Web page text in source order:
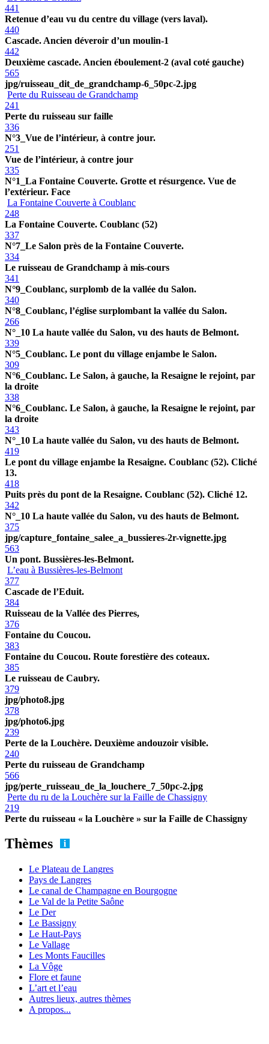
441
Retenue d’eau vu du centre du village (vers laval).
440
Cascade. Ancien déveroir d’un moulin-1
442
Deuxième cascade. Ancien éboulement-2 (aval coté gauche)
565
jpg/ruisseau_dit_de_grandchamp-6_50pc-2.jpg
Perte du Ruisseau de Grandchamp
241
Perte du ruisseau sur faille
336
N°3_Vue de l’intérieur, à contre jour.
251
Vue de l’intérieur, à contre jour
335
N°1_La Fontaine Couverte. Grotte et résurgence. Vue de
l’extérieur. Face
La Fontaine Couverte à Coublanc
248
La Fontaine Couverte. Coublanc (52)
337
N°7_Le Salon près de la Fontaine Couverte.
334
Le ruisseau de Grandchamp à mis-cours
341
N°9_Coublanc, surplomb de la vallée du Salon.
340
N°8_Coublanc, l’église surplombant la vallée du Salon.
266
N°_10 La haute vallée du Salon, vu des hauts de Belmont.
339
N°5_Coublanc. Le pont du village enjambe le Salon.
309
N°6_Coublanc. Le Salon, à gauche, la Resaigne le rejoint, par
la droite
338
N°6_Coublanc. Le Salon, à gauche, la Resaigne le rejoint, par
la droite
343
N°_10 La haute vallée du Salon, vu des hauts de Belmont.
419
Le pont du village enjambe la Resaigne. Coublanc (52). Cliché
13.
418
Puits près du pont de la Resaigne. Coublanc (52). Cliché 12.
342
N°_10 La haute vallée du Salon, vu des hauts de Belmont.
375
jpg/capture_fontaine_salee_a_bussieres-2r-vignette.jpg
563
Un pont. Bussières-les-Belmont.
L’eau à Bussières-les-Belmont
377
Cascade de l’Eduit.
384
Ruisseau de la Vallée des Pierres,
376
Fontaine du Coucou.
383
Fontaine du Coucou. Route forestière des coteaux.
385
Le ruisseau de Caubry.
379
jpg/photo8.jpg
378
jpg/photo6.jpg
239
Perte de la Louchère. Deuxième andouzoir visible.
240
Perte du ruisseau de Grandchamp
566
jpg/perte_ruisseau_de_la_louchere_7_50pc-2.jpg
Perte du ru de la Louchère sur la Faille de Chassigny
219
Perte du ruisseau « la Louchère » sur la Faille de Chassigny
Thèmes
Le Plateau de Langres
Pays de Langres
Le canal de Champagne en Bourgogne
Le Val de la Petite Saône
Le Der
Le Bassigny
Le Haut-Pays
Le Vallage
Les Monts Faucilles
La Vôge
Flore et faune
L’art et l’eau
Autres lieux, autres thèmes
A propos...